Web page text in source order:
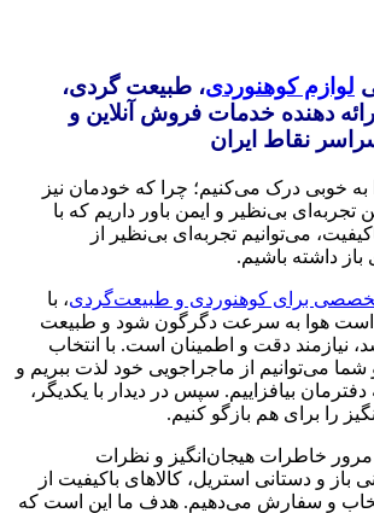
لوازم کوهنوردی، طبیعت گردی،
دهنده خدمات فروش آنلاین و
نقاط ایران
خوبی درک می‌کنیم؛ چرا که خودمان نیز
تجربه‌ای بی‌نظیر و ایمن باور داریم که با
می‌توانیم تجربه‌ای بی‌نظیر از
داشته باشیم.
تخصصی برای کوهنوردی و طبیعت‌گردی، با
است هوا به سرعت دگرگون شود و طبیعت
نیازمند دقت و اطمینان است. با انتخاب
شما می‌توانیم از ماجراجویی خود لذت ببریم و
بیافزاییم. سپس در دیدار با یکدیگر،
را برای هم بازگو کنیم.
مرور خاطرات هیجان‌انگیز و نظرات
باز و دستانی استریل، کالاهای باکیفیت از
و سفارش می‌دهیم. هدف ما این است که